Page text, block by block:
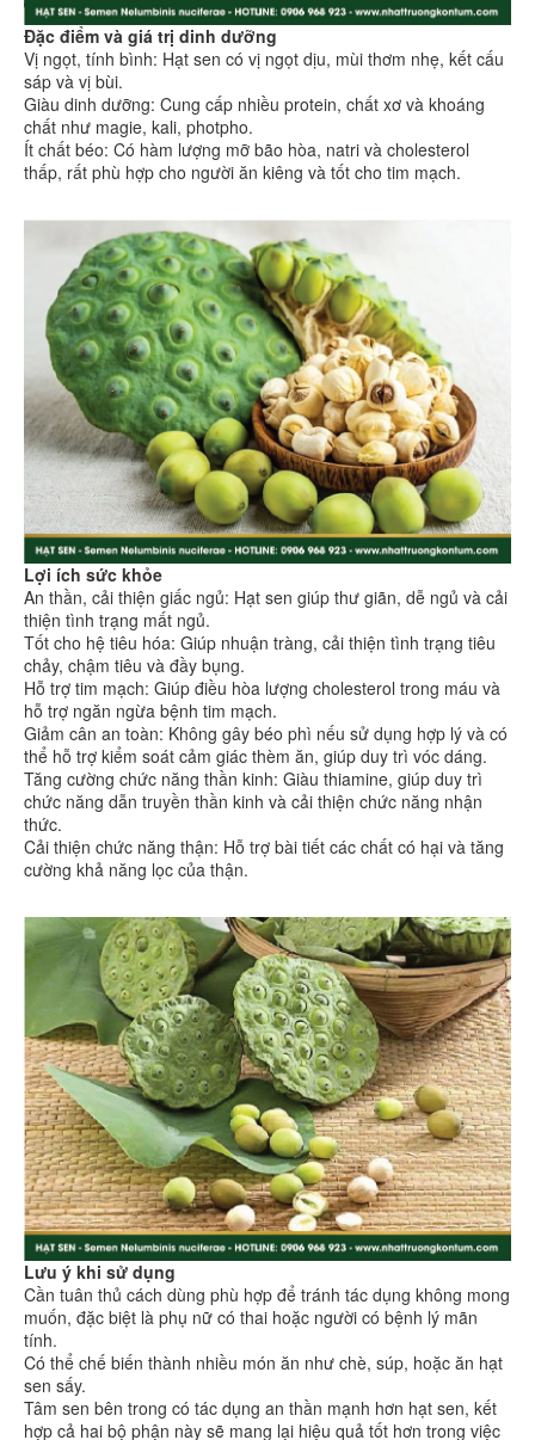
Đặc điểm và giá trị dinh dưỡng
Vị ngọt, tính bình: Hạt sen có vị ngọt dịu, mùi thơm nhẹ, kết cấu
sáp và vị bùi.
Giàu dinh dưỡng: Cung cấp nhiều protein, chất xơ và khoáng
chất như magie, kali, photpho.
Ít chất béo: Có hàm lượng mỡ bão hòa, natri và cholesterol
thấp, rất phù hợp cho người ăn kiêng và tốt cho tim mạch.
Lợi ích sức khỏe
An thần, cải thiện giấc ngủ: Hạt sen giúp thư giãn, dễ ngủ và cải
thiện tình trạng mất ngủ.
Tốt cho hệ tiêu hóa: Giúp nhuận tràng, cải thiện tình trạng tiêu
chảy, chậm tiêu và đầy bụng.
Hỗ trợ tim mạch: Giúp điều hòa lượng cholesterol trong máu và
hỗ trợ ngăn ngừa bệnh tim mạch.
Giảm cân an toàn: Không gây béo phì nếu sử dụng hợp lý và có
thể hỗ trợ kiểm soát cảm giác thèm ăn, giúp duy trì vóc dáng.
Tăng cường chức năng thần kinh: Giàu thiamine, giúp duy trì
chức năng dẫn truyền thần kinh và cải thiện chức năng nhận
thức.
Cải thiện chức năng thận: Hỗ trợ bài tiết các chất có hại và tăng
cường khả năng lọc của thận.
Lưu ý khi sử dụng
Cần tuân thủ cách dùng phù hợp để tránh tác dụng không mong
muốn, đặc biệt là phụ nữ có thai hoặc người có bệnh lý mãn
tính.
Có thể chế biến thành nhiều món ăn như chè, súp, hoặc ăn hạt
sen sấy.
Tâm sen bên trong có tác dụng an thần mạnh hơn hạt sen, kết
hợp cả hai bộ phận này sẽ mang lại hiệu quả tốt hơn trong việc